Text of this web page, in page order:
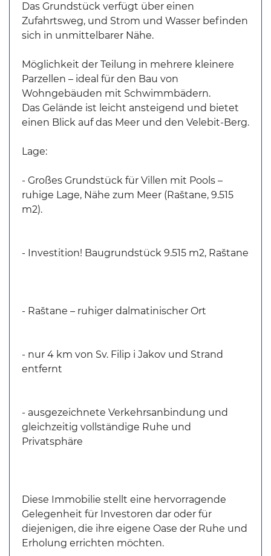
Das Grundstück verfügt über einen
Zufahrtsweg, und Strom und Wasser befinden
sich in unmittelbarer Nähe.
Möglichkeit der Teilung in mehrere kleinere
Parzellen – ideal für den Bau von
Wohngebäuden mit Schwimmbädern.
Das Gelände ist leicht ansteigend und bietet
einen Blick auf das Meer und den Velebit-Berg.
Lage:
- Großes Grundstück für Villen mit Pools –
ruhige Lage, Nähe zum Meer (Raštane, 9.515
m2).
- Investition! Baugrundstück 9.515 m2, Raštane
- Raštane – ruhiger dalmatinischer Ort
- nur 4 km von Sv. Filip i Jakov und Strand
entfernt
- ausgezeichnete Verkehrsanbindung und
gleichzeitig vollständige Ruhe und
Privatsphäre
Diese Immobilie stellt eine hervorragende
Gelegenheit für Investoren dar oder für
diejenigen, die ihre eigene Oase der Ruhe und
Erholung errichten möchten.